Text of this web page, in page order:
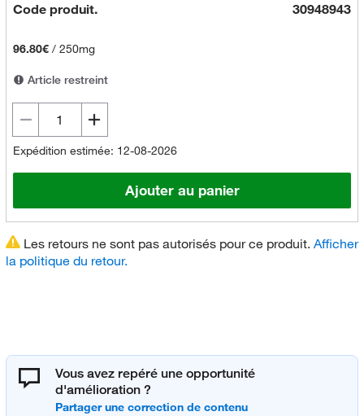
Code produit. 30948943
96.80€/ 250mg
Article restreint
Expédition estimée: 12-08-2026
Ajouter au panier
Les retours ne sont pas autorisés pour ce produit. Afficher
la politique du retour.
Vous avez repéré une opportunité
d'amélioration ?